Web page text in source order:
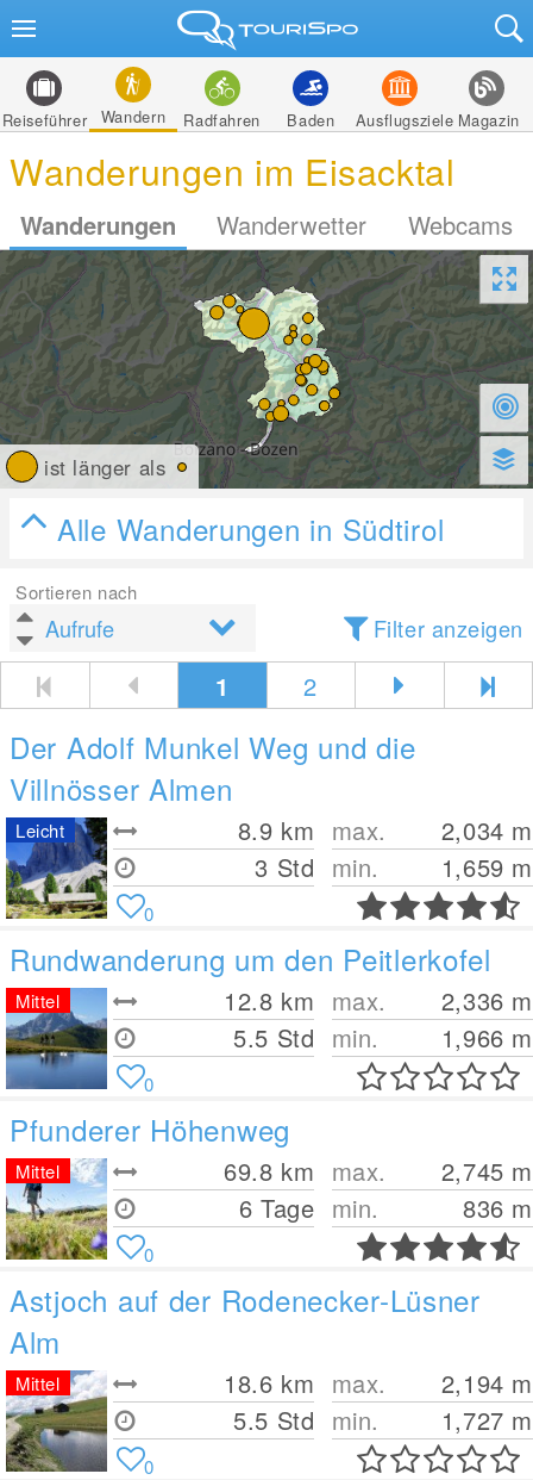
Reiseführer Wandern Radfahren Baden Ausflugsziele Magazin
Wanderungen im Eisacktal
Wanderungen Wanderwetter Webcams
ist länger als
Alle Wanderungen in Südtirol
Sortieren nach
Filter anzeigen
1 2
Der Adolf Munkel Weg und die
Villnösser Almen
8.9 km
3 Std
max. 2,034 m
min.
1,659 m
Leicht
0
Rundwanderung um den Peitlerkofel
12.8 km
5.5 Std
max. 2,336 m
min.
1,966 m
Mittel
0
Pfunderer Höhenweg
69.8 km
6 Tage
max. 2,745 m
min.
836 m
Mittel
0
Astjoch auf der Rodenecker-Lüsner
Alm
18.6 km
5.5 Std
max. 2,194 m
min.
1,727 m
Mittel
0